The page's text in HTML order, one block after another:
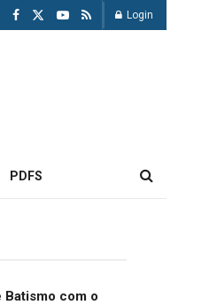
Login
PDFS
Batismo com o